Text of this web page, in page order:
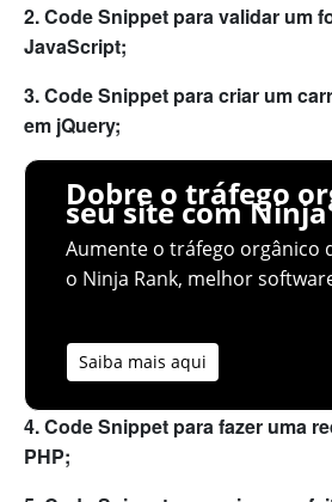
2. Code Snippet para validar um
JavaScript;
3. Code Snippet para criar um
em jQuery;
Dobre o tráfego
seu site com
Aumente o tráfego orgânico
o Ninja Rank, melhor
Saiba mais aqui
4. Code Snippet para fazer uma
PHP;